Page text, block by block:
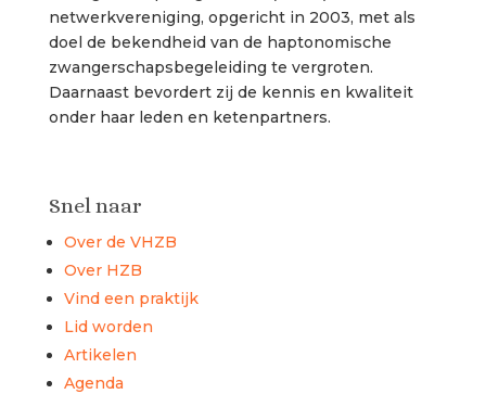
netwerkvereniging, opgericht in 2003, met als
doel de bekendheid van de haptonomische
zwangerschapsbegeleiding te vergroten.
Daarnaast bevordert zij de kennis en kwaliteit
onder haar leden en ketenpartners.
Snel naar
Over de VHZB
Over HZB
Vind een praktijk
Lid worden
Artikelen
Agenda